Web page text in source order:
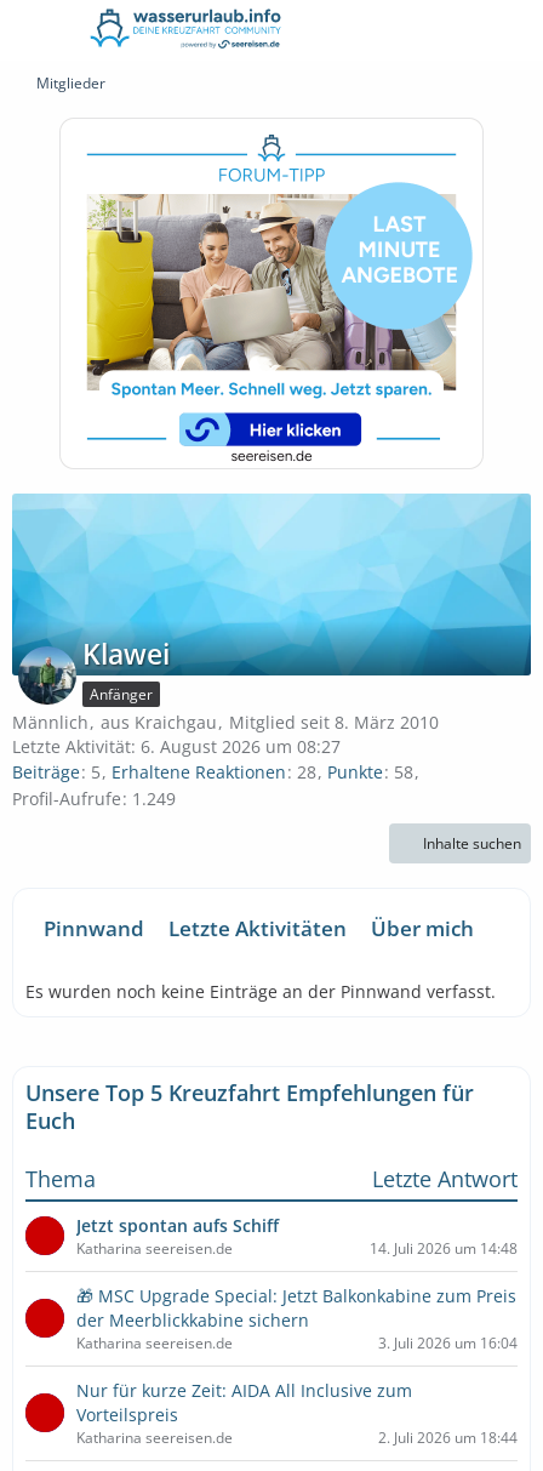
Mitglieder
Klawei
Anfänger
Männlich aus Kraichgau
Mitglied seit 8. März 2010
Letzte Aktivität: 6. August 2026 um 08:27
Beiträge 5 Erhaltene Reaktionen 28 Punkte 58
Profil-Aufrufe 1.249
Inhalte suchen
Pinnwand Letzte Aktivitäten Über mich
Es wurden noch keine Einträge an der Pinnwand verfasst.
Unsere Top 5 Kreuzfahrt Empfehlungen für
Euch
Thema
Letzte Antwort
Jetzt spontan aufs Schiff
Katharina seereisen.de 14. Juli 2026 um 14:48
🎁 MSC Upgrade Special: Jetzt Balkonkabine zum Preis
der Meerblickkabine sichern
Katharina seereisen.de 3. Juli 2026 um 16:04
Nur für kurze Zeit: AIDA All Inclusive zum
Vorteilspreis
Katharina seereisen.de 2. Juli 2026 um 18:44